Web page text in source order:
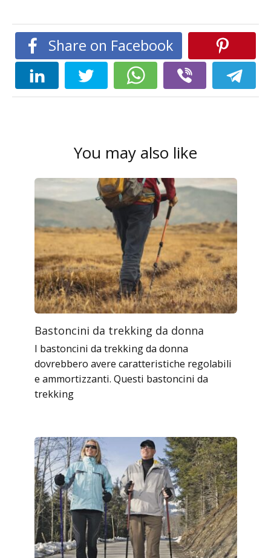
Share on Facebook
You may also like
Bastoncini da trekking da donna
I bastoncini da trekking da donna
dovrebbero avere caratteristiche regolabili
e ammortizzanti. Questi bastoncini da
trekking